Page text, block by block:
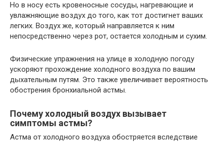
Но в носу есть кровеносные сосуды, нагревающие и
увлажняющие воздух до того, как тот достигнет ваших
легких. Воздух же, который направляется к ним
непосредственно через рот, остается холодным и сухим.
Физические упражнения на улице в холодную погоду
ускоряют прохождение холодного воздуха по вашим
дыхательным путям. Это также увеличивает вероятность
обострения бронхиальной астмы.
Почему холодный воздух вызывает
симптомы астмы?
Астма от холодного воздуха обостряется вследствие